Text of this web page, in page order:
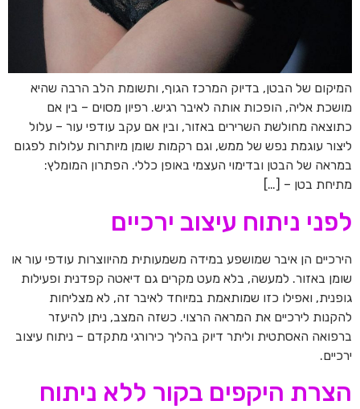
המיקום של הבטן, בדיוק המרכז הגוף, ותשומת הלב הרבה שהיא
מושכת אליה, הופכות אותה לאיבר רגיש. רפיון מסוים – בין אם
כתוצאה מחולשת השרירים באזור, ובין אם עקב עודפי עור – עלול
ליצור עוגמת נפש של ממש, וגם רקמות שומן מיותרות עלולות לפגום
במראה של הבטן ובדימוי העצמי באופן כללי. הפתרון המומלץ:
מתיחת בטן – […]
לפני ניתוח עיצוב ירכיים
הירכיים הן איבר שמושפע במידה משמעותית מהיווצרות עודפי עור או
שומן באזור. למעשה, בלא מעט מקרים גם דיאטה קפדנית ופעילות
גופנית, ואפילו כזו שמותאמת במיוחד לאיבר זה, לא מצליחות
להקנות לירכיים את המראה הרצוי. כשזה המצב, ניתן להיעזר
ברפואה האסתטית וליתר דיוק בהליך כירורגי מתקדם – ניתוח עיצוב
ירכיים.
הצרת היקפים בקור ללא ניתוח